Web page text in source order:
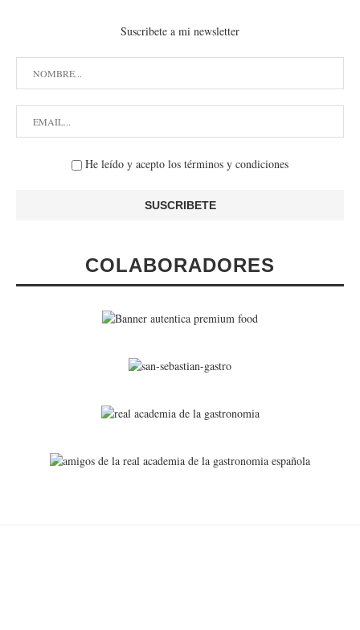
Suscribete a mi newsletter
He leído y acepto los términos y condiciones
COLABORADORES